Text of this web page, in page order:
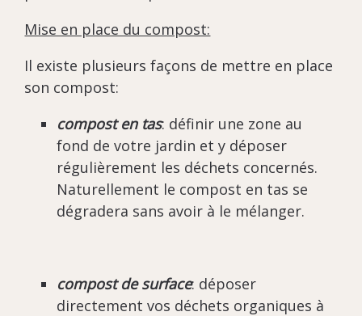
Mise en place du compost:
Il existe plusieurs façons de mettre en place
son compost:
compost en tas: définir une zone au
fond de votre jardin et y déposer
régulièrement les déchets concernés.
Naturellement le compost en tas se
dégradera sans avoir à le mélanger.
compost de surface: déposer
directement vos déchets organiques à